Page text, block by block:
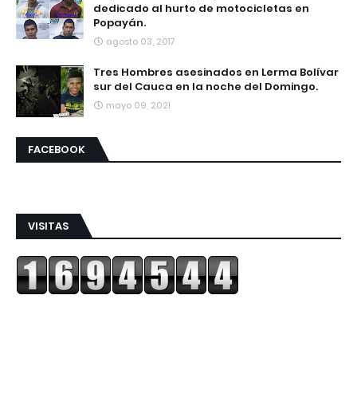
dedicado al hurto de motocicletas en
Popayán.
agosto 03, 2017
Tres Hombres asesinados en Lerma Bolívar
sur del Cauca en la noche del Domingo.
mayo 09, 2021
FACEBOOK
VISITAS